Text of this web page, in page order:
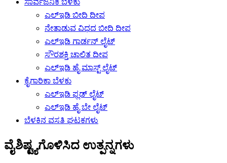
ಎಲ್ಇಡಿ ಬೀದಿ ದೀಪ
ನೇತಾಡುವ ವಿಧದ ಬೀದಿ ದೀಪ
ಎಲ್ಇಡಿ ಗಾರ್ಡನ್ ಲೈಟ್
ಸೌರಶಕ್ತಿ ಚಾಲಿತ ದೀಪ
ಎಲ್ಇಡಿ ಹೈ ಮಾಸ್ಟ್ ಲೈಟ್
ಕೈಗಾರಿಕಾ ಬೆಳಕು
ಎಲ್ಇಡಿ ಫ್ಲಡ್ ಲೈಟ್
ಎಲ್ಇಡಿ ಹೈ ಬೇ ಲೈಟ್
ಬೆಳಕಿನ ವಸತಿ ಘಟಕಗಳು
ವೈಶಿಷ್ಟ್ಯಗೊಳಿಸಿದ ಉತ್ಪನ್ನಗಳು